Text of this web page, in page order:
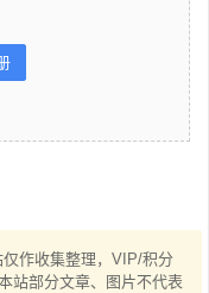
作收集整理，VIP/积分
站部分文章、图片不代表